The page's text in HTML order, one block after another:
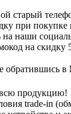
старый
при
наши
на скидку
обратившись в
продукцию!
trade-in